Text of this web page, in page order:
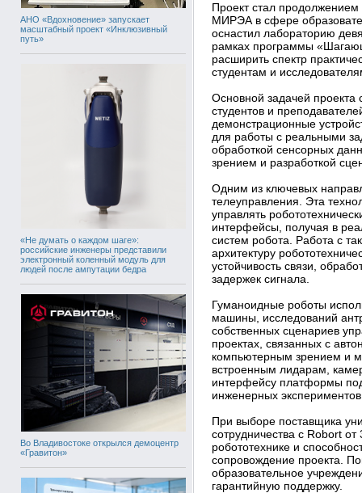
АНО «Вдохновение» запускает
масштабный проект «Инклюзивный
путь»
«Не думать о каждом шаге»:
российские инженеры представили
электронный коленный модуль для
людей после ампутации бедра
Во Владивостоке открылся демоцентр
«Гравитон»
Проект стал
МИРЭА в сфере
оснастил лабораторию
рамках программы
расширить спектр
студентам и
Основной задачей проекта
студентов и
демонстрационные
для работы с реальными
обработкой сенсорных
зрением и разработкой
Одним из ключевых
телеуправления. Эта
управлять
интерфейсы, получая в
систем робота. Работа с
архитектуру
устойчивость связи,
задержек сигнала.
Гуманоидные роботы
машины, исследований
собственных сценариев
проектах, связанных с
компьютерным зрением и
встроенным лидарам,
интерфейсу платформы
инженерных
При выборе поставщика
сотрудничества с Robort
робототехнике и
сопровождение проекта.
образовательное
гарантийную поддержку.